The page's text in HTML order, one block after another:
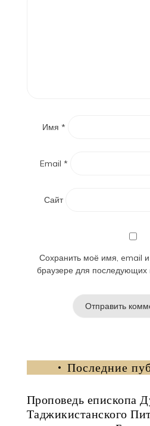
Имя *
Email *
Сайт
Сохранить моё имя, email
браузере для последующих
Последние
Проповедь епископа
Таджикистанского